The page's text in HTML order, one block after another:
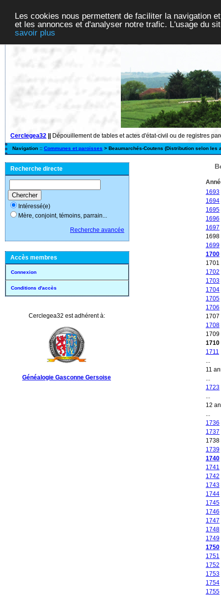
Les cookies nous permettent de faciliter la navigation
et les annonces et d'analyser notre trafic. L'usage du
savoir plus
Cerclegea32 Dépouillement de tables et actes d'état-civil ou de registres
Navigation :: Communes et paroisses > Beaumarchés-Coutens (Distribution selon les
Recherche directe
Intéressé(e)
Mère, conjoint, témoins, parrain...
Recherche avancée
Accès membres
Connexion
Conditions d'accès
Cerclegea32 est adhérent à:
Généalogie Gasconne Gersoise
1693
1694
1695
1696
1697
1698
1699
1700
1701
1702
1703
1704
1705
1706
1707
1708
1709
1710
1711
11
1723
12
1736
1737
1738
1739
1740
1741
1742
1743
1744
1745
1746
1747
1748
1749
1750
1751
1752
1753
1754
1755